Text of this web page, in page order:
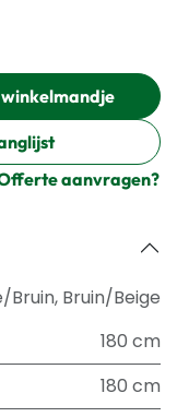
aanvragen?
Bruin, Bruin/Beige
180 cm
180 cm